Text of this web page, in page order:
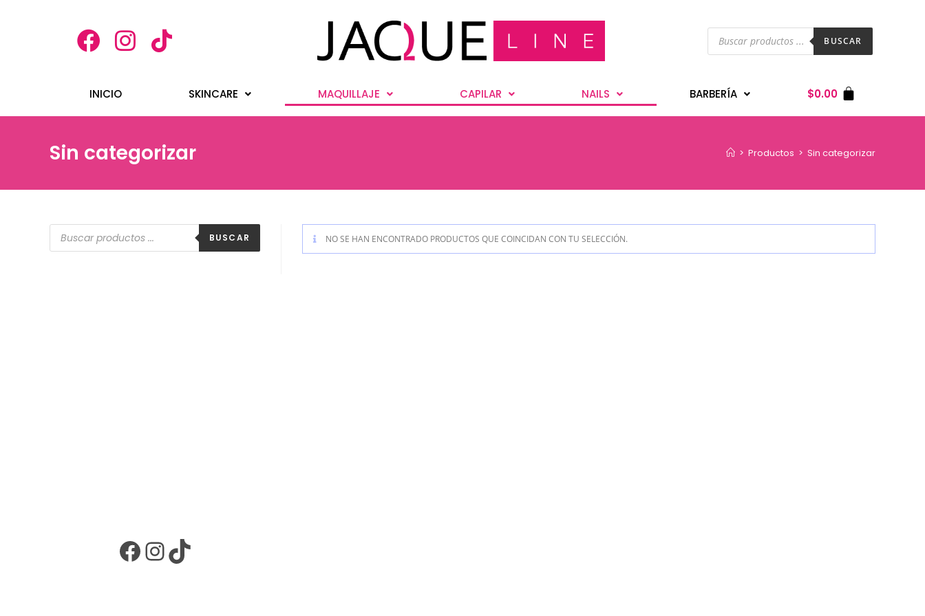
BUSCAR
INICIO SKINCARE MAQUILLAJE CAPILAR NAILS BARBERÍA $0.00
Sin categorizar > Productos > Sin categorizar
NO SE HAN ENCONTRADO PRODUCTOS QUE COINCIDAN CON TU SELECCIÓN.
BUSCAR